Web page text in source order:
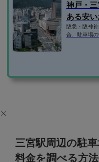
神戸・
ある安
阪急・阪神
合、駐車場
まとめてみ
三宮駅周辺の駐
料金を調べる方法